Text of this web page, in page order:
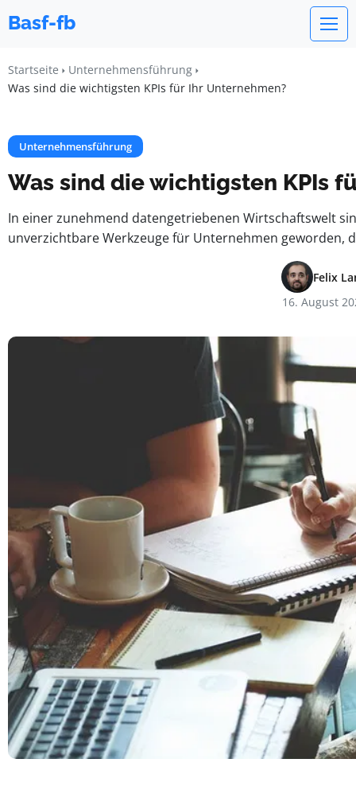
Basf-fb
Startseite
Unternehmensführung
Was sind die wichtigsten KPIs für Ihr Unternehmen?
Unternehmensführung
Was sind die wichtigsten KPIs
In einer zunehmend datengetriebenen Wirtschaftswelt
unverzichtbare Werkzeuge für Unternehmen geworden,
Felix
16. August